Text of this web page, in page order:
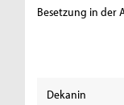
Besetzung in der
Dekanin